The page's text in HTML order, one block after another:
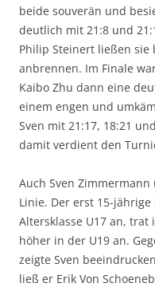
beide souverän und
deutlich mit 21:8 und
Philip Steinert ließen sie
anbrennen. Im Finale
Kaibo Zhu dann eine
einem engen und
Sven mit 21:17, 18:21
damit verdient den
Auch Sven
Linie. Der erst 15-
Altersklasse U17 an,
höher in der U19 an.
zeigte Sven
ließ er Erik Von